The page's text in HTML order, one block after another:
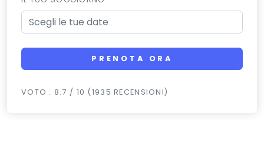
PRENOTA ORA
VOTO : 8.7 / 10 (1935 RECENSIONI)